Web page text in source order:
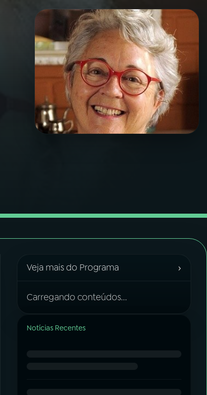
Veja mais do Programa ›
Carregando conteúdos...
Notícias Recentes